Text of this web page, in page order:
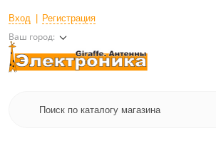
Вход Регистрация
Ваш город: